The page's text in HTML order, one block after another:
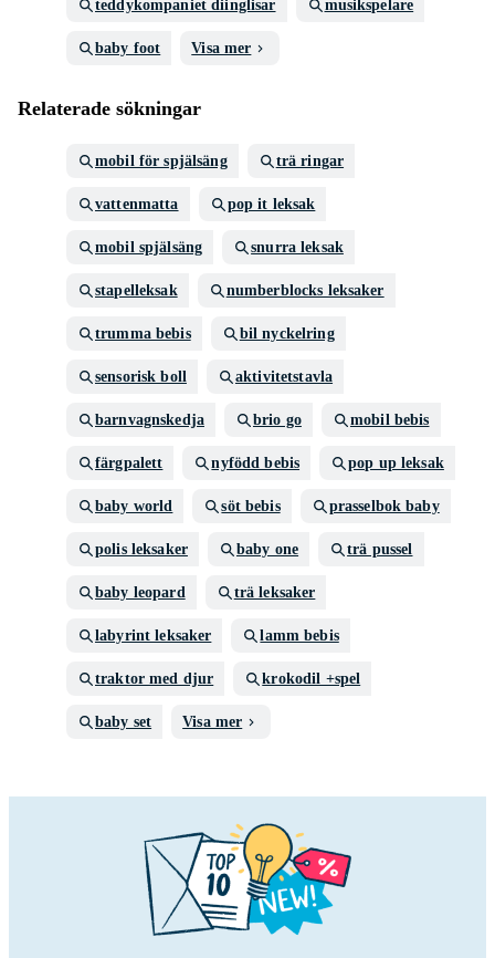
teddykompaniet diinglisar musikspelare
baby foot Visa mer
Relaterade sökningar
mobil för spjälsäng trä ringar
vattenmatta pop it leksak
mobil spjälsäng snurra leksak
stapelleksak numberblocks leksaker
trumma bebis bil nyckelring
sensorisk boll aktivitetstavla
barnvagnskedja brio go mobil bebis
färgpalett nyfödd bebis pop up leksak
baby world söt bebis prasselbok baby
polis leksaker baby one trä pussel
baby leopard trä leksaker
labyrint leksaker lamm bebis
traktor med djur krokodil +spel
baby set Visa mer